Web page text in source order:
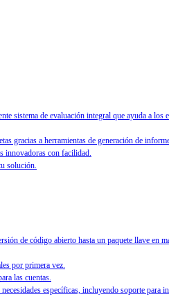
de evaluación integral que ayuda a
gracias a herramientas de generación de
innovadoras con facilidad.
solución.
de código abierto hasta un paquete llave en
por primera vez.
las cuentas.
específicas, incluyendo soporte para